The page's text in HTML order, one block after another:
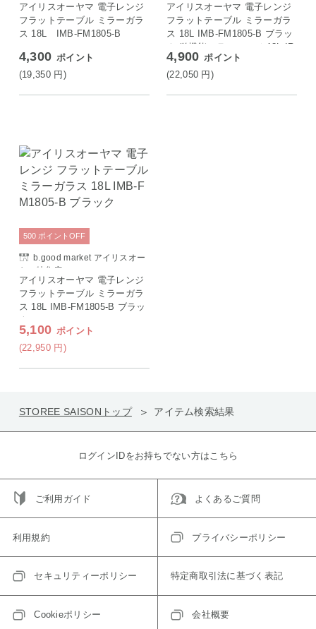
アイリスオーヤマ 電子レンジ
フラットテーブル ミラーガラ
ス 18L IMB-FM1805-B
4,300 ポイント
(19,350 円)
アイリスオーヤマ 電子レンジ
フラットテーブル ミラーガラ
ス 18L IMB-FM1805-B ブラッ
ク 単機能ミラーレンジ 18L IR
IS OYAMA
4,900 ポイント
(22,050 円)
b.good market アイリスオー
ヤマ特集店
アイリスオーヤマ 電子レンジ
フラットテーブル ミラーガラ
ス 18L IMB-FM1805-B ブラッ
ク
5,100 ポイント
(22,950 円)
500 ポイント OFF
STOREE SAISONトップ アイテム検索結果
ログインIDをお持ちでない方はこちら
ご利用ガイド よくあるご質問
利用規約 プライバシーポリシー
セキュリティーポリシー 特定商取引法に基づく表記
Cookieポリシー 会社概要